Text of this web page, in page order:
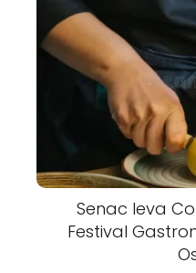
Senac leva
Festival